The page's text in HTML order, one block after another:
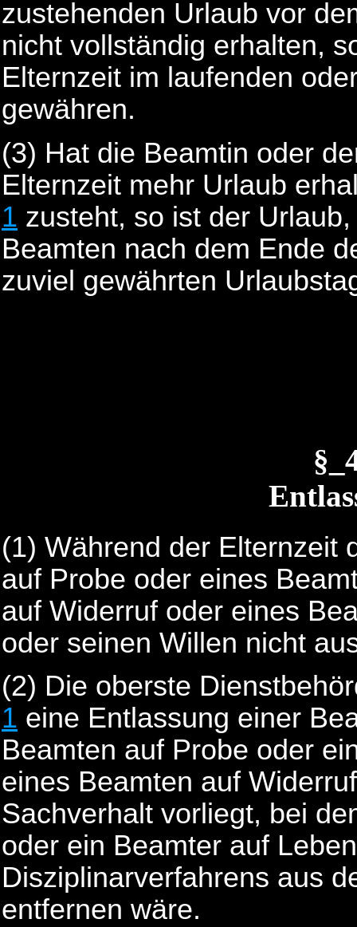
zustehenden Urlaub vor
nicht vollständig erhalten,
Elternzeit im laufenden
gewähren.
(3) Hat die Beamtin oder
Elternzeit mehr Urlaub
1 zusteht, so ist der
Beamten nach dem Ende
zuviel gewährten
(1) Während der Elternzeit
auf Probe oder eines
auf Widerruf oder eines
oder seinen Willen nicht
(2) Die oberste
1 eine Entlassung einer
Beamten auf Probe oder
eines Beamten auf
Sachverhalt vorliegt, bei
oder ein Beamter auf
Disziplinarverfahrens aus
entfernen wäre.